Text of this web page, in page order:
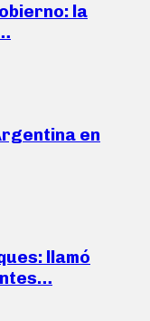
la
en
llamó